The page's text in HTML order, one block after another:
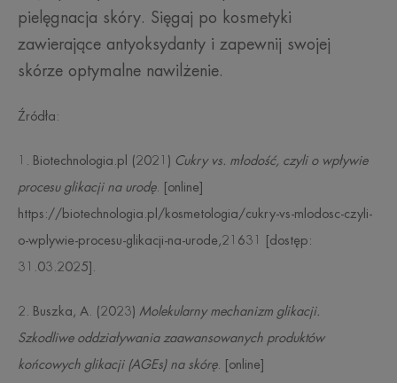
pielęgnacja skóry. Sięgaj po kosmetyki
zawierające antyoksydanty i zapewnij swojej
skórze optymalne nawilżenie.
Źródła:
1. Biotechnologia.pl (2021) Cukry vs. młodość, czyli o wpływie
procesu glikacji na urodę. [online]
https://biotechnologia.pl/kosmetologia/cukry-vs-mlodosc-czyli-
o-wplywie-procesu-glikacji-na-urode,21631 [dostęp:
31.03.2025].
2. Buszka, A. (2023) Molekularny mechanizm glikacji.
Szkodliwe oddziaływania zaawansowanych produktów
końcowych glikacji (AGEs) na skórę. [online]